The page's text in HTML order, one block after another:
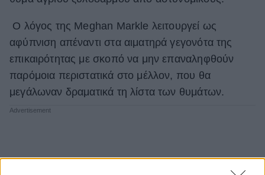
Ο λόγος της Meghan Markle λειτουργεί ως
αφύπνιση απέναντι στα αιματηρά γεγονότα της
επικαιρότητας με σκοπό να μην επαναληφθούν
παρόμοια περιστατικά στο μέλλον, που θα
μεγάλωναν δραματικά τη λίστα των θυμάτων.